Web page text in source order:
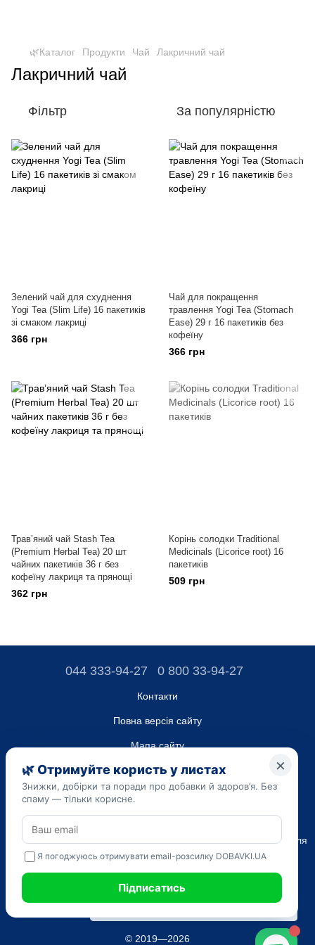
🌿Каталог Продукти Чай Лакричний чай
Лакричний чай
Фільтр За популярністю
Зелений чай для схуднення
Yogi Tea (Slim Life) 16 пакетиків
зі смаком лакриці
366 грн
Чай для покращення
травлення Yogi Tea (Stomach
Ease) 29 г 16 пакетиків без
кофеїну
366 грн
Травʼяний чай Stash Tea
(Premium Herbal Tea) 20 шт
чайних пакетиків 36 г без
кофеїну лакриця та прянощі
362 грн
Корінь солодки Traditional
Medicinals (Licorice root) 16
пакетиків
509 грн
044 333-94-27 0 800 33-94-27
Контакти
Повна версія сайту
Мапа сайту
ТОВ “ДО ЮА”,
Код ЄДРПОУ 45223262
Дата реєстрації 14.09.2023
Наведена на сайті dobavki.ua інформація носить виключно
Ознайомчий характер. Не використовуйте нашу інформацію для
діагностики та лікування. Тільки ваш Лікуючий лікар може
САМОЛІКУВАННЯ МОЖЕ БУТИ ШКІДЛИВИМ ДЛЯ ВАШОГО
© 2019—2026